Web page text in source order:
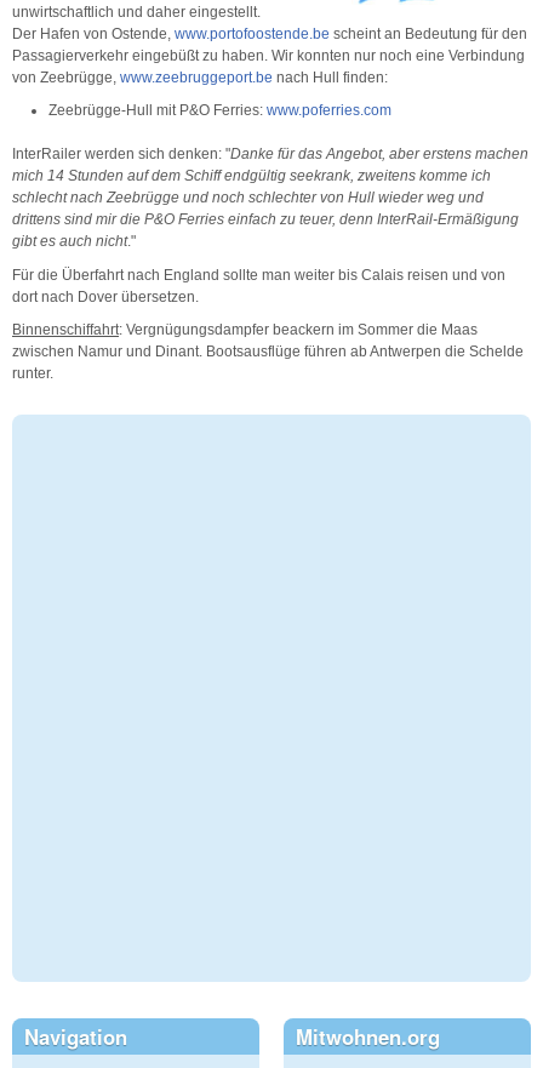
unwirtschaftlich und daher eingestellt.
Der Hafen von Ostende, www.portofoostende.be scheint an Bedeutung für den
Passagierverkehr eingebüßt zu haben. Wir konnten nur noch eine Verbindung
von Zeebrügge, www.zeebruggeport.be nach Hull finden:
Zeebrügge-Hull mit P&O Ferries: www.poferries.com
InterRailer werden sich denken: "Danke für das Angebot, aber erstens machen
mich 14 Stunden auf dem Schiff endgültig seekrank, zweitens komme ich
schlecht nach Zeebrügge und noch schlechter von Hull wieder weg und
drittens sind mir die P&O Ferries einfach zu teuer, denn InterRail-Ermäßigung
gibt es auch nicht."
Für die Überfahrt nach England sollte man weiter bis Calais reisen und von
dort nach Dover übersetzen.
Binnenschiffahrt: Vergnügungsdampfer beackern im Sommer die Maas
zwischen Namur und Dinant. Bootsausflüge führen ab Antwerpen die Schelde
runter.
Navigation Mitwohnen.org